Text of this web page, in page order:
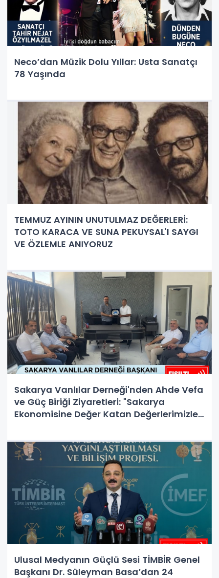
Neco’dan Müzik Dolu Yıllar: Usta Sanatçı
78 Yaşında
TEMMUZ AYININ UNUTULMAZ DEĞERLERİ:
TOTO KARACA VE SUNA PEKUYSAL'I SAYGI
VE ÖZLEMLE ANIYORUZ
Sakarya Vanlılar Derneği'nden Ahde Vefa
ve Güç Biriği Ziyaretleri: "Sakarya
Ekonomisine Değer Katan Değerlerimizle
Ulusal Medyanın Güçlü Sesi TİMBİR Genel
Başkanı Dr. Süleyman Basa’dan 24